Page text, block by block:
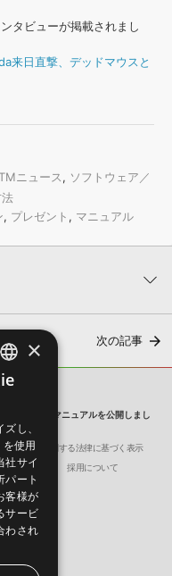
タビューが掲載されまし
来日直撃、デッドマウスと
ニュース, ソフトウェア／
, プレゼント , マニュアル
で、エレピ音源
次の記事
』の日本語マニュアルを公開しまし
特定商取引に関する法律に基づく表示
護について 採用について
ENGLISH
×
し、
使用
社サイ
パート
客様が
サービ
わされ